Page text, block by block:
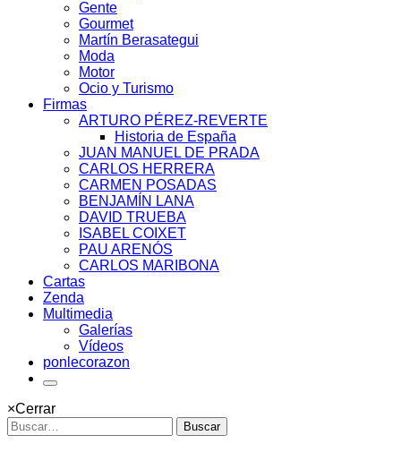
Gente
Gourmet
Martín Berasategui
Moda
Motor
Ocio y Turismo
Firmas
ARTURO PÉREZ-REVERTE
Historia de España
JUAN MANUEL DE PRADA
CARLOS HERRERA
CARMEN POSADAS
BENJAMÍN LANA
DAVID TRUEBA
ISABEL COIXET
PAU ARENÓS
CARLOS MARIBONA
Cartas
Zenda
Multimedia
Galerías
Vídeos
ponlecorazon
×Cerrar
Buscar